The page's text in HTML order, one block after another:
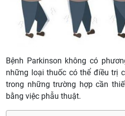
Bệnh Parkinson không có
những loại thuốc có thể điều trị
trong những trường hợp cần
bằng việc phẫu thuật.